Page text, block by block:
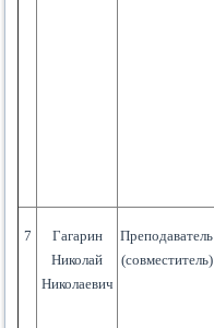
7
Гагарин
Николай
Николаевич
Преподаватель
(совместитель)